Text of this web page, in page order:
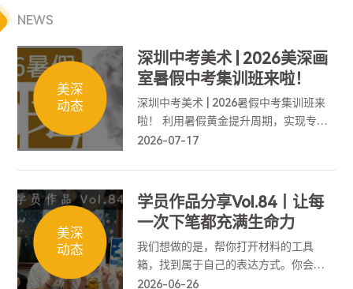
NEWS
美深
动态
深圳中考美术 | 2026美深画
室暑假中考集训班来啦！
深圳中考美术 | 2026暑假中考集训班来
啦！ 利用暑假黄金提升周期，实现专业
能力弯道超车，为中考美术筑牢基础、
2026-07-17
美深
动态
学员作品分享Vol.84丨让每
一次下笔都充满生命力
我们想做的是，帮你打开材料的工具
箱，找到属于自己的表达方式。你会懂
得如何拥抱意外，如何精准控制情绪的
2026-06-26